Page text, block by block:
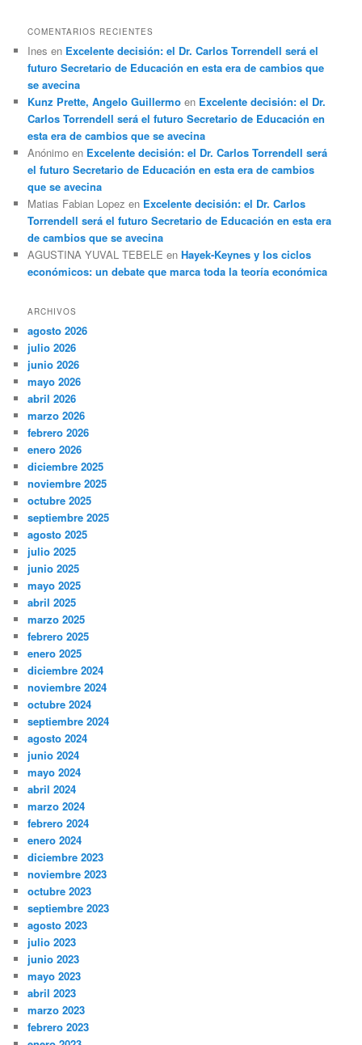
COMENTARIOS RECIENTES
Ines en Excelente decisión: el Dr. Carlos Torrendell será el
futuro Secretario de Educación en esta era de cambios que
se avecina
Kunz Prette, Angelo Guillermo en Excelente decisión: el Dr.
Carlos Torrendell será el futuro Secretario de Educación en
esta era de cambios que se avecina
Anónimo en Excelente decisión: el Dr. Carlos Torrendell será
el futuro Secretario de Educación en esta era de cambios
que se avecina
Matias Fabian Lopez en Excelente decisión: el Dr. Carlos
Torrendell será el futuro Secretario de Educación en esta era
de cambios que se avecina
AGUSTINA YUVAL TEBELE enHayek-Keynes y los ciclos
económicos: un debate que marca toda la teoría económica
ARCHIVOS
agosto 2026
julio 2026
junio 2026
mayo 2026
abril 2026
marzo 2026
febrero 2026
enero 2026
diciembre 2025
noviembre 2025
octubre 2025
septiembre 2025
agosto 2025
julio 2025
junio 2025
mayo 2025
abril 2025
marzo 2025
febrero 2025
enero 2025
diciembre 2024
noviembre 2024
octubre 2024
septiembre 2024
agosto 2024
junio 2024
mayo 2024
abril 2024
marzo 2024
febrero 2024
enero 2024
diciembre 2023
noviembre 2023
octubre 2023
septiembre 2023
agosto 2023
julio 2023
junio 2023
mayo 2023
abril 2023
marzo 2023
febrero 2023